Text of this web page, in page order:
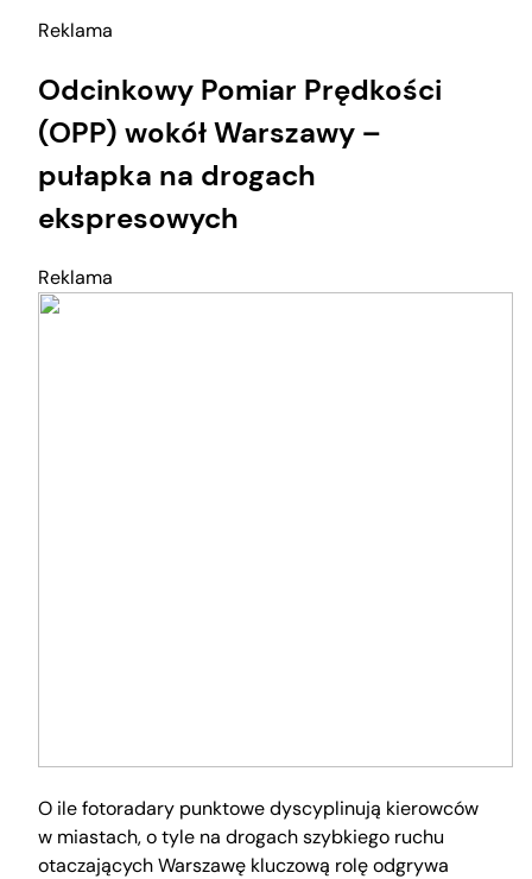
Reklama
Odcinkowy Pomiar Prędkości
(OPP) wokół Warszawy –
pułapka na drogach
ekspresowych
Reklama
O ile fotoradary punktowe dyscyplinują kierowców
w miastach, o tyle na drogach szybkiego ruchu
otaczających Warszawę kluczową rolę odgrywa